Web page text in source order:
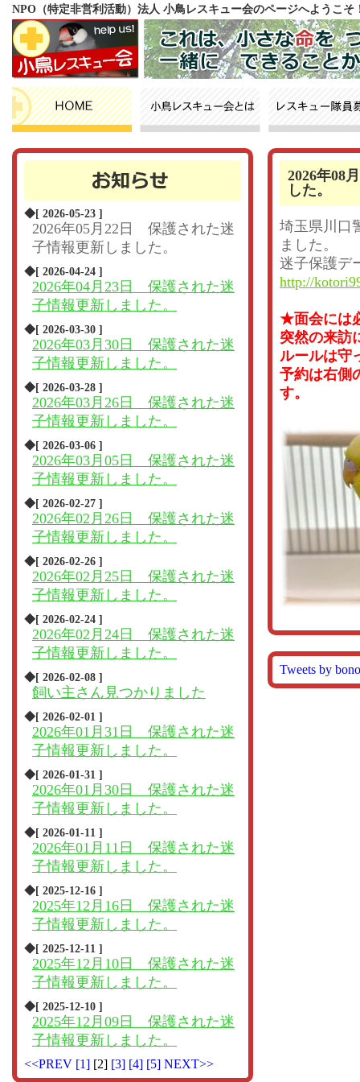
NPO（特定非営利活動）法人 小鳥レスキュー会のページへようこそ
◆[ 2026-05-23 ]
2026年05月22日 保護された迷
子情報更新しました。
◆[ 2026-04-24 ]
2026年04月23日 保護された迷
子情報更新しました。
◆[ 2026-03-30 ]
2026年03月30日 保護された迷
子情報更新しました。
◆[ 2026-03-28 ]
2026年03月26日 保護された迷
子情報更新しました。
◆[ 2026-03-06 ]
2026年03月05日 保護された迷
子情報更新しました。
◆[ 2026-02-27 ]
2026年02月26日 保護された迷
子情報更新しました。
◆[ 2026-02-26 ]
2026年02月25日 保護された迷
子情報更新しました。
◆[ 2026-02-24 ]
2026年02月24日 保護された迷
子情報更新しました。
◆[ 2026-02-08 ]
飼い主さん見つかりました
◆[ 2026-02-01 ]
2026年01月31日 保護された迷
子情報更新しました。
◆[ 2026-01-31 ]
2026年01月30日 保護された迷
子情報更新しました。
◆[ 2026-01-11 ]
2026年01月11日 保護された迷
子情報更新しました。
◆[ 2025-12-16 ]
2025年12月16日 保護された迷
子情報更新しました。
◆[ 2025-12-11 ]
2025年12月10日 保護された迷
子情報更新しました。
◆[ 2025-12-10 ]
2025年12月09日 保護された迷
子情報更新しました。
<<PREV [1] [2] [3] [4] [5] NEXT>>
2026年08
した。
埼玉県川口
ました。
迷子保護デ
http://
★面会には
突然の来訪
ルールは守
予約は右側
す。
Tweets by